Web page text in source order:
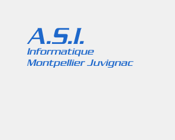
Informatique
Montpellier Juvignac
A.S.I.